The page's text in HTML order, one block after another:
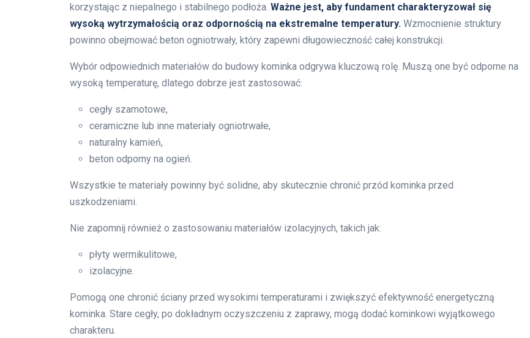
korzystając z niepalnego i stabilnego podłoża. Ważne jest, aby fundament charakteryzował się
wysoką wytrzymałością oraz odpornością na ekstremalne temperatury. Wzmocnienie struktury
powinno obejmować beton ogniotrwały, który zapewni długowieczność całej konstrukcji.
Wybór odpowiednich materiałów do budowy kominka odgrywa kluczową rolę. Muszą one być odporne na
wysoką temperaturę, dlatego dobrze jest zastosować:
cegły szamotowe,
ceramiczne lub inne materiały ogniotrwałe,
naturalny kamień,
beton odporny na ogień.
Wszystkie te materiały powinny być solidne, aby skutecznie chronić przód kominka przed
uszkodzeniami.
Nie zapomnij również o zastosowaniu materiałów izolacyjnych, takich jak:
płyty wermikulitowe,
izolacyjne.
Pomogą one chronić ściany przed wysokimi temperaturami i zwiększyć efektywność energetyczną
kominka. Stare cegły, po dokładnym oczyszczeniu z zaprawy, mogą dodać kominkowi wyjątkowego
charakteru.